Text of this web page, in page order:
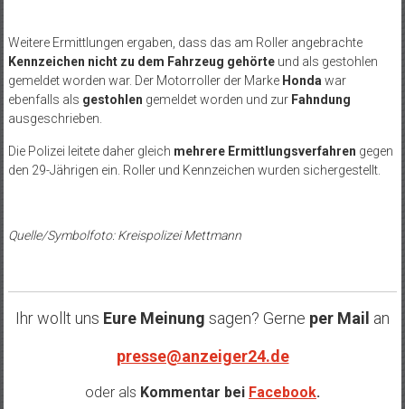
Weitere Ermittlungen ergaben, dass das am Roller angebrachte
Kennzeichen nicht zu dem Fahrzeug gehörteund als gestohlen
gemeldet worden war. Der Motorroller der Marke Hondawar
ebenfalls als gestohlen gemeldet worden und zur Fahndung
ausgeschrieben.
Die Polizei leitete daher gleich mehrere Ermittlungsverfahren gegen
den 29-Jährigen ein. Roller und Kennzeichen wurden sichergestellt.
Quelle/Symbolfoto: Kreispolizei Mettmann
Ihr wollt uns Eure Meinung sagen? Gerne per Mail an
presse@anzeiger24.de
oder als Kommentar bei Facebook.